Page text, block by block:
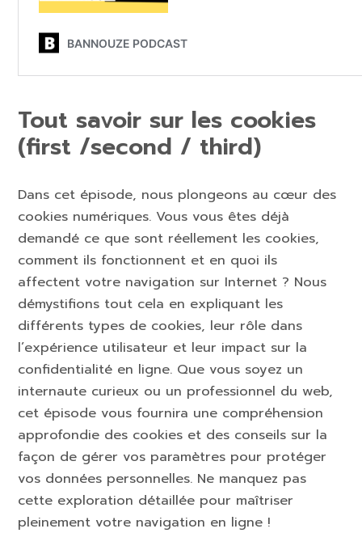
Tout savoir sur les cookies
(first /second / third)
Dans cet épisode, nous plongeons au cœur des
cookies numériques. Vous vous êtes déjà
demandé ce que sont réellement les cookies,
comment ils fonctionnent et en quoi ils
affectent votre navigation sur Internet ? Nous
démystifions tout cela en expliquant les
différents types de cookies, leur rôle dans
l’expérience utilisateur et leur impact sur la
confidentialité en ligne. Que vous soyez un
internaute curieux ou un professionnel du web,
cet épisode vous fournira une compréhension
approfondie des cookies et des conseils sur la
façon de gérer vos paramètres pour protéger
vos données personnelles. Ne manquez pas
cette exploration détaillée pour maîtriser
pleinement votre navigation en ligne !